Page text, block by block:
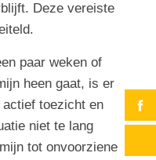
Deze vereiste
paar weken of
heen gaat, is er
toezicht en
niet te lang
tot onvoorziene